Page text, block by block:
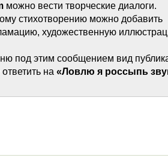
можно вести творческие диалоги.
стихотворению можно добавить
художественную
под этим сообщением вид
на «Ловлю я россыпь